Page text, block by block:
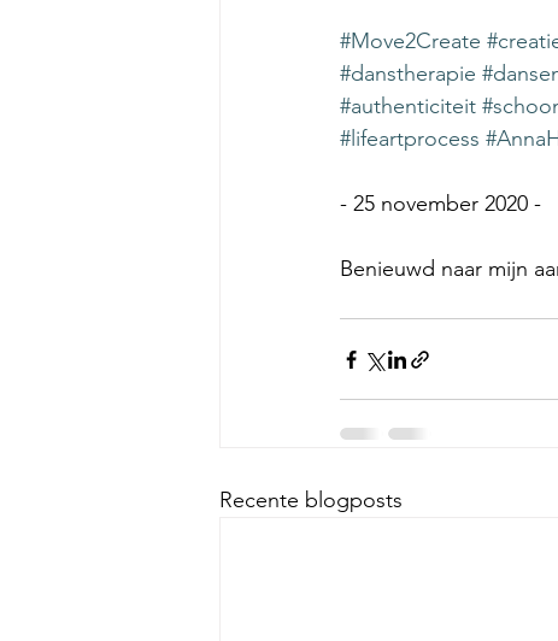
#Move2Create
#danstherapie
#authenticiteit
#lifeartprocess
- 25 november 2020 -
Benieuwd naar mijn
Recente blogposts